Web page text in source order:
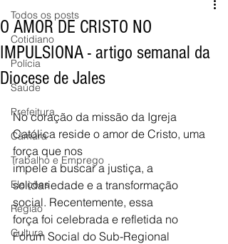
Todos os posts
Cotidiano
Polícia
Saúde
Prefeitura
Câmara
Trabalho e Emprego
Eleições
Região
Cultura
O AMOR DE CRISTO NO
IMPULSIONA - artigo semanal da
Diocese de Jales
No coração da missão da Igreja
Católica reside o amor de Cristo, uma
força que nos
impele a buscar a justiça, a
solidariedade e a transformação
social. Recentemente, essa
força foi celebrada e refletida no
Fórum Social do Sub-Regional